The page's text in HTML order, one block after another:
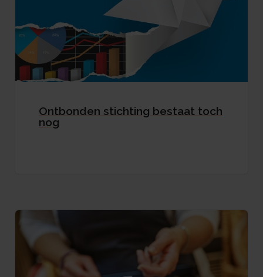
Ontbonden stichting bestaat toch
nog